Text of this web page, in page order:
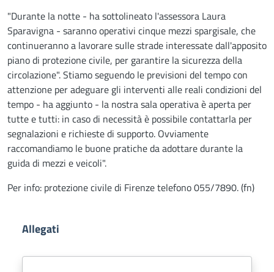
"Durante la notte - ha sottolineato l'assessora Laura
Sparavigna - saranno operativi cinque mezzi spargisale, che
continueranno a lavorare sulle strade interessate dall'apposito
piano di protezione civile, per garantire la sicurezza della
circolazione". Stiamo seguendo le previsioni del tempo con
attenzione per adeguare gli interventi alle reali condizioni del
tempo - ha aggiunto - la nostra sala operativa è aperta per
tutte e tutti: in caso di necessità è possibile contattarla per
segnalazioni e richieste di supporto. Ovviamente
raccomandiamo le buone pratiche da adottare durante la
guida di mezzi e veicoli".
Per info: protezione civile di Firenze telefono 055/7890. (fn)
Allegati